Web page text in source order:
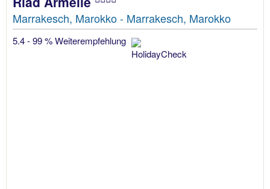
Marrakesch, Marokko - Marrakesch, Marokko
5.4 - 99 % Weiterempfehlung